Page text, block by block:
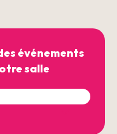
événements
salle